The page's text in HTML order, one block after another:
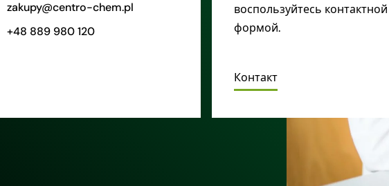
zakupy@centro-chem.pl
+48 889 980 120
воспользуйтесь контактной
формой.
Контакт